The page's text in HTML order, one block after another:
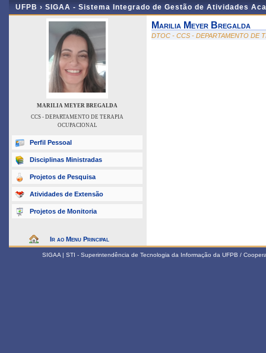
UFPB › SIGAA - Sistema Integrado de Gestão de Atividades
MARILIA MEYER BREGALDA
CCS - DEPARTAMENTO DE TERAPIA
OCUPACIONAL
Perfil Pessoal
Disciplinas Ministradas
Projetos de Pesquisa
Atividades de Extensão
Projetos de Monitoria
Ir ao Menu Principal
Marilia Meyer Bregalda
DTOC - CCS - DEPARTAMENTO DE
SIGAA | STI - Superintendência de Tecnologia da Informação da UFPB /